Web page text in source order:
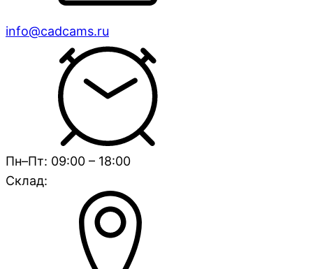
info@cadcams.ru
Пн–Пт: 09:00 – 18:00
Склад: